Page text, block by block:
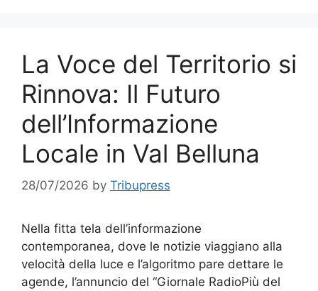
La Voce del Territorio si
Rinnova: Il Futuro
dell’Informazione
Locale in Val Belluna
28/07/2026 by Tribupress
Nella fitta tela dell’informazione
contemporanea, dove le notizie viaggiano alla
velocità della luce e l’algoritmo pare dettare le
agende, l’annuncio del “Giornale RadioPiù del